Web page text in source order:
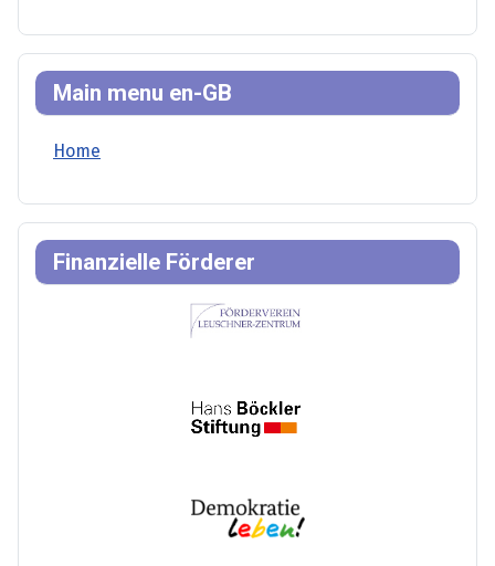
Main menu en-GB
Home
Finanzielle Förderer